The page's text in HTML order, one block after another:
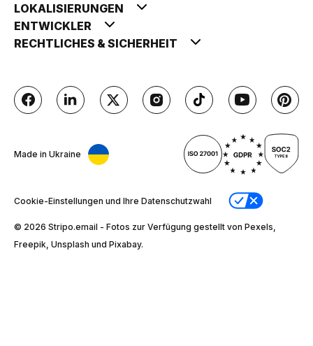
LOKALISIERUNGEN
ENTWICKLER
RECHTLICHES & SICHERHEIT
Made in Ukraine
Cookie-Einstellungen und Ihre Datenschutzwahl
© 2026 Stripо.email - Fotos zur Verfügung gestellt von Pexels,
Freepik, Unsplash und Pixabay.